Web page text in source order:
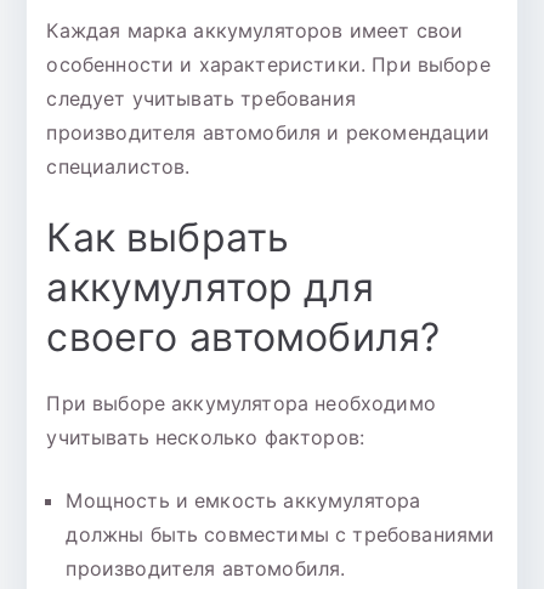
Каждая марка аккумуляторов имеет свои
особенности и характеристики. При выборе
следует учитывать требования
производителя автомобиля и рекомендации
специалистов.
Как выбрать
аккумулятор для
своего автомобиля?
При выборе аккумулятора необходимо
учитывать несколько факторов:
Мощность и емкость аккумулятора
должны быть совместимы с требованиями
производителя автомобиля.